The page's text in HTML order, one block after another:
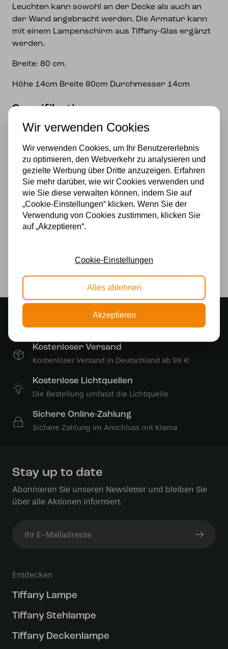
Leuchten kann sowohl an der Decke als auch an
der Wand angebracht werden. Die Armatur kann
mit einem Lampenschirm aus Tiffany-Glas ergänzt
werden.
Breite: 80 cm.
Höhe 14cm Breite 80cm Durchmesser 14cm
Spezifikationen
Marke
Art Deco Trade
Material
Stromversorgung
Stimmungsvoller Showroom
500 m2 großes Lampengeschäft in Rijssen
Kostenloser Versand
Kostenloser Versand in Deutschland ab 99 €
Kostenlose Lichtquellen
Die Bestellung umfasst die Lichtquelle
Sichere Online-Zahlung
Sichere Zahlung im Anschluss mit Klarna
Stay up to date
Abonnieren Sie unseren Newsletter und bleiben Sie
über alle Aktionen informiert.
Entdecken
Tiffany Lampe
Tiffany Stehlampe
Tiffany Deckenlampe
Wir verwenden Cookies
Wir verwenden Cookies, um Ihr Benutzererlebnis
zu optimieren, den Webverkehr zu analysieren und
gezielte Werbung über Dritte anzuzeigen. Erfahren
Sie mehr darüber, wie wir Cookies verwenden und
wie Sie diese verwalten können, indem Sie auf
„Cookie-Einstellungen“ klicken. Wenn Sie der
Verwendung von Cookies zustimmen, klicken Sie
auf „Akzeptieren“.
Cookie-Einstellungen
Alles ablehnen
Akzeptieren